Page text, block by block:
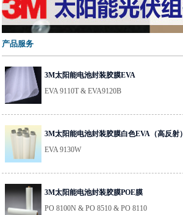
产品服务
3M太阳能电池封装胶膜EVA
EVA 9110T & EVA9120B
3M太阳能电池封装胶膜白色EVA（高反射）
EVA 9130W
3M太阳能电池封装胶膜POE膜
PO 8100N & PO 8510 & PO 8110